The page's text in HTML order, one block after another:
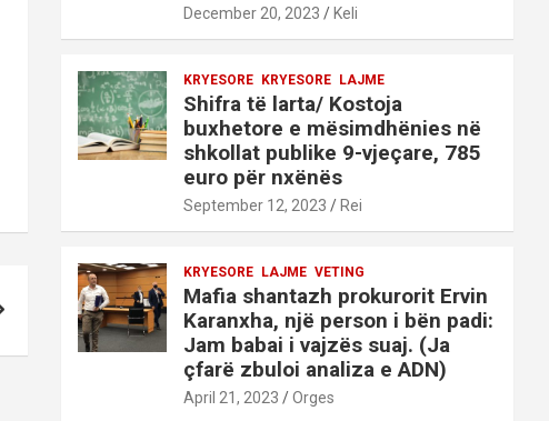
December 20, 2023 Keli
KRYESORE KRYESORE LAJME
Shifra të larta/ Kostoja
buxhetore e mësimdhënies në
shkollat publike 9-vjeçare, 785
euro për nxënës
September 12, 2023 Rei
KRYESORE LAJME VETING
Mafia shantazh prokurorit Ervin
Karanxha, një person i bën padi:
Jam babai i vajzës suaj. (Ja
çfarë zbuloi analiza e ADN)
April 21, 2023 Orges